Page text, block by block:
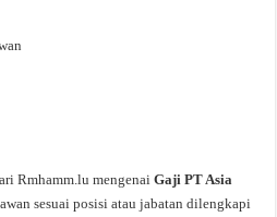
Rmhamm.lu mengenaiGaji PT Asia
sesuai posisi atau jabatan dilengkapi